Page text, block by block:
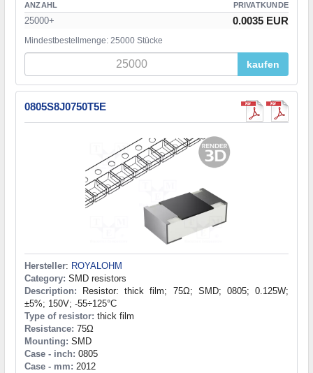
ANZAHL PRIVATKUNDE
25000+ 0.0035 EUR
Mindestbestellmenge: 25000 Stücke
kaufen
0805S8J0750T5E
Hersteller: ROYALOHM
Category: SMD resistors
Description: Resistor: thick film; 75Ω; SMD; 0805; 0.125W;
±5%; 150V; -55÷125°C
Type of resistor: thick film
Resistance: 75Ω
Mounting: SMD
Case - inch: 0805
Case - mm: 2012